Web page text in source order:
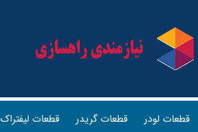
قطعات لودر قطعات گریدر قطعات لیفتراک